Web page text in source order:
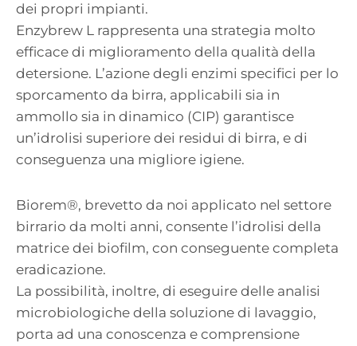
dei propri impianti.
Enzybrew L rappresenta una strategia molto
efficace di miglioramento della qualità della
detersione. L’azione degli enzimi specifici per lo
sporcamento da birra, applicabili sia in
ammollo sia in dinamico (CIP) garantisce
un’idrolisi superiore dei residui di birra, e di
conseguenza una migliore igiene.
Biorem®, brevetto da noi applicato nel settore
birrario da molti anni, consente l’idrolisi della
matrice dei biofilm, con conseguente completa
eradicazione.
La possibilità, inoltre, di eseguire delle analisi
microbiologiche della soluzione di lavaggio,
porta ad una conoscenza e comprensione